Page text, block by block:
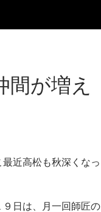
間が増え
近高松も秋深くなっ
日は、月一回師匠の